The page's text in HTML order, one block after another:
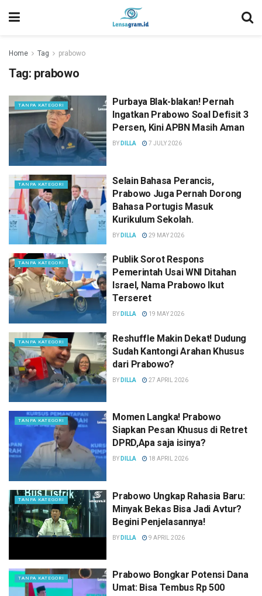
Home Tag prabowo
Tag: prabowo
TANPA KATEGORI
Purbaya Blak-blakan! Pernah
Ingatkan Prabowo Soal Defisit 3
Persen, Kini APBN Masih Aman
BY DILLA 7 JULY 2026
TANPA KATEGORI
Selain Bahasa Perancis,
Prabowo Juga Pernah Dorong
Bahasa Portugis Masuk
Kurikulum Sekolah.
BY DILLA 29 MAY 2026
TANPA KATEGORI
Publik Sorot Respons
Pemerintah Usai WNI Ditahan
Israel, Nama Prabowo Ikut
Terseret
BY DILLA 19 MAY 2026
TANPA KATEGORI
Reshuffle Makin Dekat! Dudung
Sudah Kantongi Arahan Khusus
dari Prabowo?
BY DILLA 27 APRIL 2026
TANPA KATEGORI
Momen Langka! Prabowo
Siapkan Pesan Khusus di Retret
DPRD,Apa saja isinya?
BY DILLA 18 APRIL 2026
TANPA KATEGORI
Prabowo Ungkap Rahasia Baru:
Minyak Bekas Bisa Jadi Avtur?
Begini Penjelasannya!
BY DILLA 9 APRIL 2026
TANPA KATEGORI
Prabowo Bongkar Potensi Dana
Umat: Bisa Tembus Rp 500